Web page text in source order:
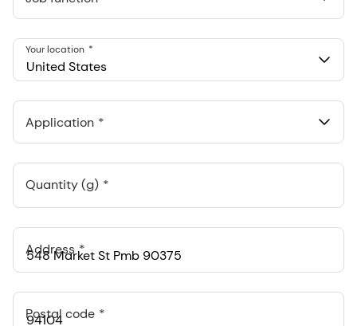
United States
Your location
Application
Quantity (g)
Address
Postal code